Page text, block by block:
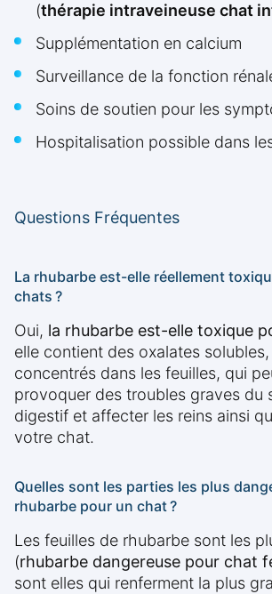
(thérapie intraveineuse chat
Supplémentation en calcium
Surveillance de la fonction
Soins de soutien pour les
Hospitalisation possible dans
Questions Fréquentes
La rhubarbe est-elle réellement
chats ?
Oui, la rhubarbe est-elle toxique
elle contient des oxalates
concentrés dans les feuilles, qui
provoquer des troubles graves du
digestif et affecter les reins ainsi
votre chat.
Quelles sont les parties les plus
rhubarbe pour un chat ?
Les feuilles de rhubarbe sont les
(rhubarbe dangereuse pour chat
sont elles qui renferment la plus